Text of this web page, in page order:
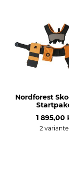
Nordforest
1 895,00
2